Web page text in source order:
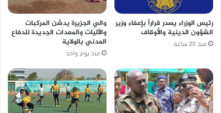
رئيس الوزراء يصدر قراراً بإعفاء وزير
الشؤون الدينية والأوقاف
منذ 20 ساعة
والي الجزيرة يدشن المركبات
والآليات والمعدات الجديدة للدفاع
المدني بالولاية
منذ يوم واحد